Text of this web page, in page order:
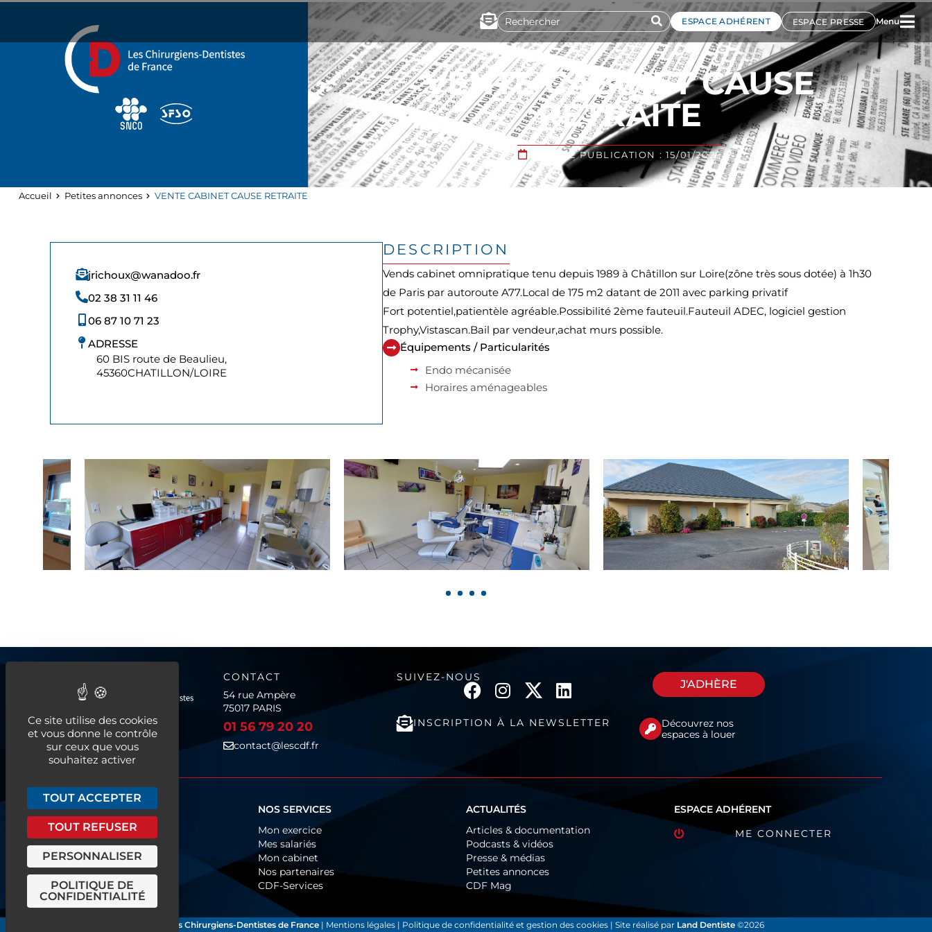
ESPACE ADHÉRENT ESPACE PRESSE Menu
VENTE CABINET CAUSE
RETRAITE
DATE DE PUBLICATION : 15/01/2026
Accueil Petites annonces VENTE CABINET CAUSE RETRAITE
jrichoux@wanadoo.fr
02 38 31 11 46
06 87 10 71 23
ADRESSE
60 BIS route de Beaulieu,
45360CHATILLON/LOIRE
DESCRIPTION
Vends cabinet omnipratique tenu depuis 1989 à Châtillon sur Loire(zône très sous dotée) à 1h30
de Paris par autoroute A77.Local de 175 m2 datant de 2011 avec parking privatif
Fort potentiel,patientèle agréable.Possibilité 2ème fauteuil.Fauteuil ADEC, logiciel gestion
Trophy,Vistascan.Bail par vendeur,achat murs possible.
Équipements / Particularités
Endo mécanisée
Horaires aménageables
CONTACT
54 rue Ampère
75017 PARIS
01 56 79 20 20
contact@lescdf.fr
SUIVEZ-NOUS
INSCRIPTION À LA NEWSLETTER
J'ADHÈRE
Découvrez nos
espaces à louer
QUI SOMMES-NOUS ?
Fonctionnement
Organigramme
Historique
Europe & International
Les CDF près de chez vous
NOS SERVICES
Mon exercice
Mes salariés
Mon cabinet
Nos partenaires
CDF-Services
ACTUALITÉS
Articles & documentation
Podcasts & vidéos
Presse & médias
Petites annonces
CDF Mag
ESPACE ADHÉRENT
ME CONNECTER
Les Chirurgiens-Dentistes de France| Mentions légales | Politique de confidentialité et gestion des cookies| Site réalisé par Land Dentiste©2026
Ce site utilise des cookies
et vous donne le contrôle
sur ceux que vous
souhaitez activer
TOUT ACCEPTER
TOUT REFUSER
PERSONNALISER
POLITIQUE DE
CONFIDENTIALITÉ